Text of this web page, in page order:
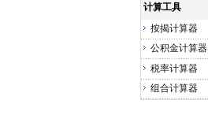
计算工具
按揭计算器
公积金计算器
税率计算器
组合计算器